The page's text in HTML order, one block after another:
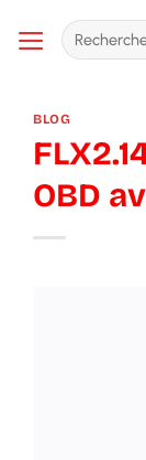
au
Recherche
pour :
BLOG
OBD